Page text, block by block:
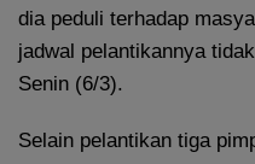
dia peduli terhadap
jadwal pelantikannya
Senin (6/3).
Selain pelantikan tiga